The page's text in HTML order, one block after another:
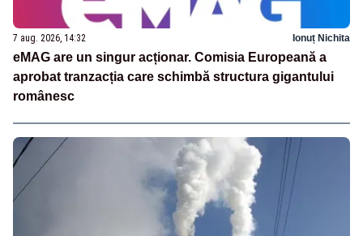
7 aug. 2026, 14:32 Ionuț Nichita
eMAG are un singur acționar. Comisia Europeană a
aprobat tranzacția care schimbă structura gigantului
românesc